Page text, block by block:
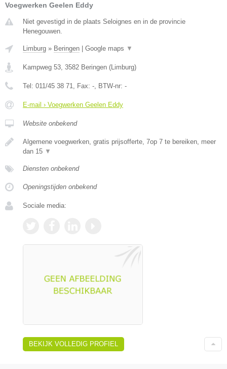
Voegwerken Geelen Eddy
Niet gevestigd in de plaats Seloignes en in de provincie
Henegouwen.
Limburg » Beringen Google maps ▼
Kampweg 53 3582 Beringen ( Limburg)
Tel: 011/45 38 71 , Fax: - , BTW-nr: -
E-mail › Voegwerken Geelen Eddy
Website onbekend
Algemene voegwerken, gratis prijsofferte, 7op 7 te bereiken, meer
dan 15 ▼
Diensten onbekend
Openingstijden onbekend
Sociale media:
BEKIJK VOLLEDIG PROFIEL